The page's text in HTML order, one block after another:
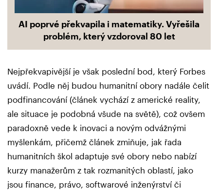
AI poprvé překvapila i matematiky. Vyřešila
problém, který vzdoroval 80 let
Nejpřekvapivější je však poslední bod, který Forbes
uvádí. Podle něj budou humanitní obory nadále čelit
podfinancování (článek vychází z americké reality,
ale situace je podobná všude na světě), což ovšem
paradoxně vede k inovaci a novým odvážnými
myšlenkám, přičemž článek zmiňuje, jak řada
humanitních škol adaptuje své obory nebo nabízí
kurzy manažerům z tak rozmanitých oblastí, jako
jsou finance, právo, softwarové inženýrství či